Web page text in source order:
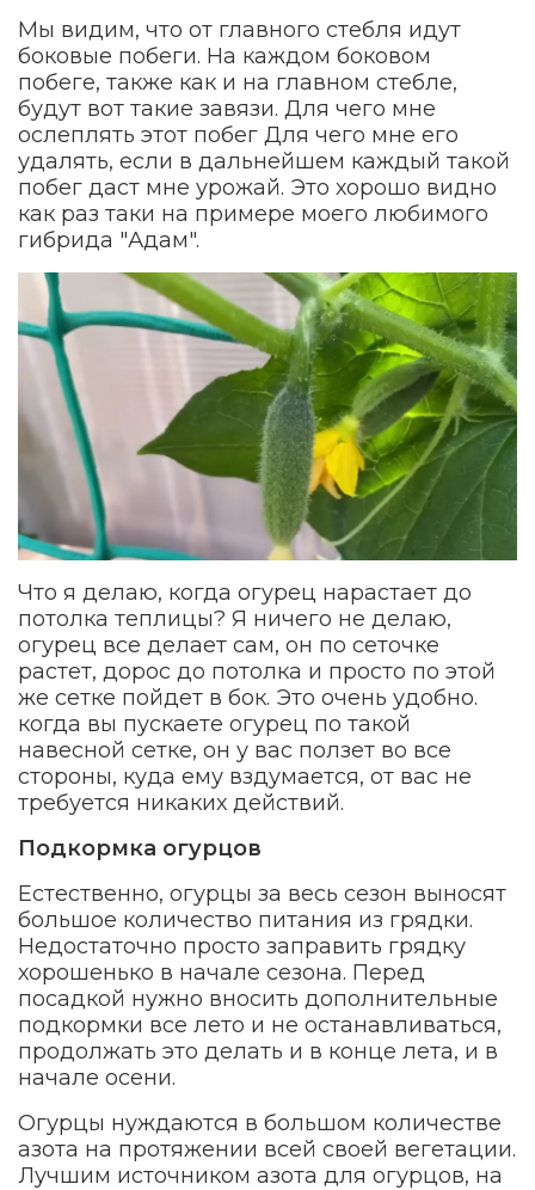
Мы видим, что от главного стебля идут
боковые побеги. На каждом боковом
побеге, также как и на главном стебле,
будут вот такие завязи. Для чего мне
ослеплять этот побег Для чего мне его
удалять, если в дальнейшем каждый такой
побег даст мне урожай. Это хорошо видно
как раз таки на примере моего любимого
гибрида "Адам".
Что я делаю, когда огурец нарастает до
потолка теплицы? Я ничего не делаю,
огурец все делает сам, он по сеточке
растет, дорос до потолка и просто по этой
же сетке пойдет в бок. Это очень удобно.
когда вы пускаете огурец по такой
навесной сетке, он у вас ползет во все
стороны, куда ему вздумается, от вас не
требуется никаких действий.
Подкормка огурцов
Естественно, огурцы за весь сезон выносят
большое количество питания из грядки.
Недостаточно просто заправить грядку
хорошенько в начале сезона. Перед
посадкой нужно вносить дополнительные
подкормки все лето и не останавливаться,
продолжать это делать и в конце лета, и в
начале осени.
Огурцы нуждаются в большом количестве
азота на протяжении всей своей вегетации.
Лучшим источником азота для огурцов, на